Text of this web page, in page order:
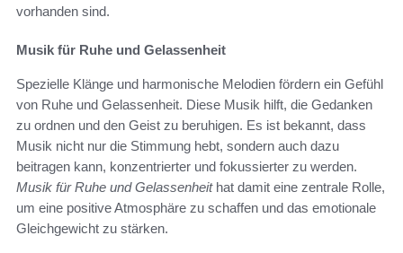
vorhanden sind.
Musik für Ruhe und Gelassenheit
Spezielle Klänge und harmonische Melodien fördern ein Gefühl
von Ruhe und Gelassenheit. Diese Musik hilft, die Gedanken
zu ordnen und den Geist zu beruhigen. Es ist bekannt, dass
Musik nicht nur die Stimmung hebt, sondern auch dazu
beitragen kann, konzentrierter und fokussierter zu werden.
Musik für Ruhe und Gelassenheithat damit eine zentrale Rolle,
um eine positive Atmosphäre zu schaffen und das emotionale
Gleichgewicht zu stärken.